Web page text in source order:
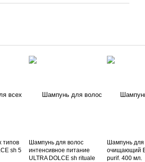
типов
sh 5
Шампунь для волос
интенсивное питание
ULTRA DOLCE sh rituale
Шампунь для
очищающий
purif. 400 мл.